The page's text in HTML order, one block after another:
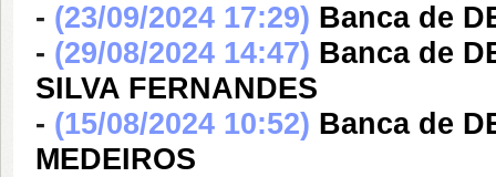
- (23/09/2024 17:29) Banca de
- (29/08/2024 14:47) Banca de
SILVA FERNANDES
- (15/08/2024 10:52) Banca de
MEDEIROS